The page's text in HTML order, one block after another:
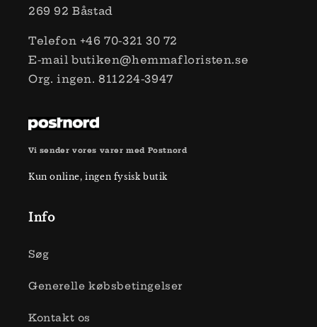
269 ​​92 Båstad
Telefon +46 70-321 30 72
E-mail butiken@hemmafloristen.se
Org. ingen. 811224-3947
Vi sender vores varer med Postnord
Kun online, ingen fysisk butik
Info
Søg
Generelle købsbetingelser
Kontakt os